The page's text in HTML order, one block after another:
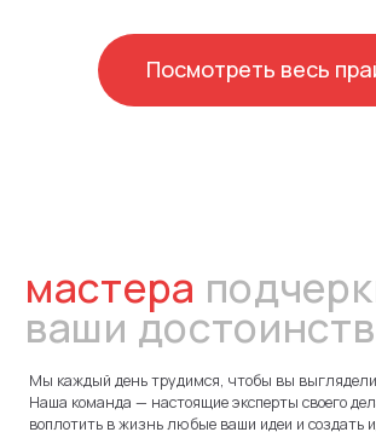
Посмотреть весь
взгляда #Bestface Дарья Возиянова
— Vip - мастер, автор и
подчеркнуть свою красоту в
также освоить новую
нуля и успешно начать